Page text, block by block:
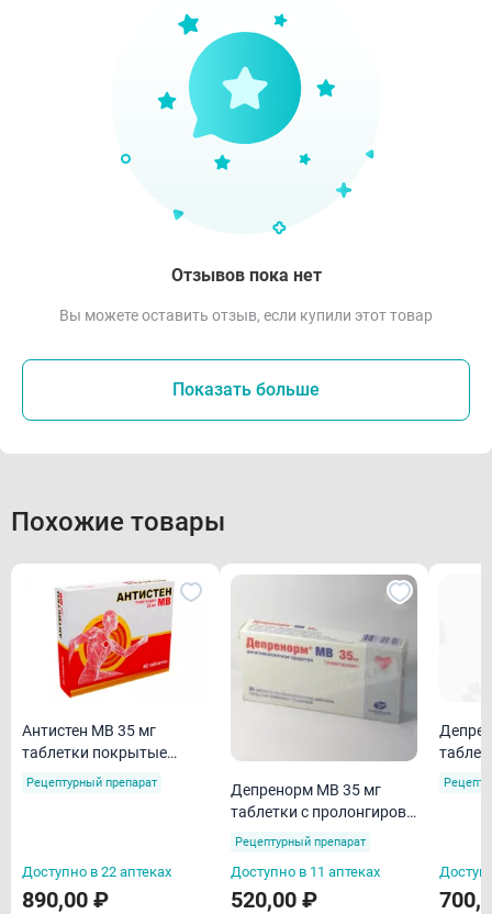
Отзывов пока нет
Вы можете оставить отзыв, если купили этот товар
Показать больше
Похожие товары
Антистен МВ 35 мг
таблетки покрытые
пленочной оболочкой с
Рецептурный препарат
Доступно в 22 аптеках
890,00 ₽
Депренорм МВ 35 мг
таблетки с пролонгиров
высвобожд покрытые
N30
Рецептурный препарат
Доступно в 11 аптеках
520,00 ₽